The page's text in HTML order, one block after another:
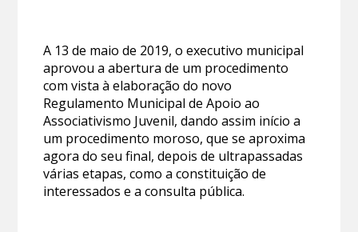
A 13 de maio de 2019, o executivo municipal
aprovou a abertura de um procedimento
com vista à elaboração do novo
Regulamento Municipal de Apoio ao
Associativismo Juvenil, dando assim início a
um procedimento moroso, que se aproxima
agora do seu final, depois de ultrapassadas
várias etapas, como a constituição de
interessados e a consulta pública.